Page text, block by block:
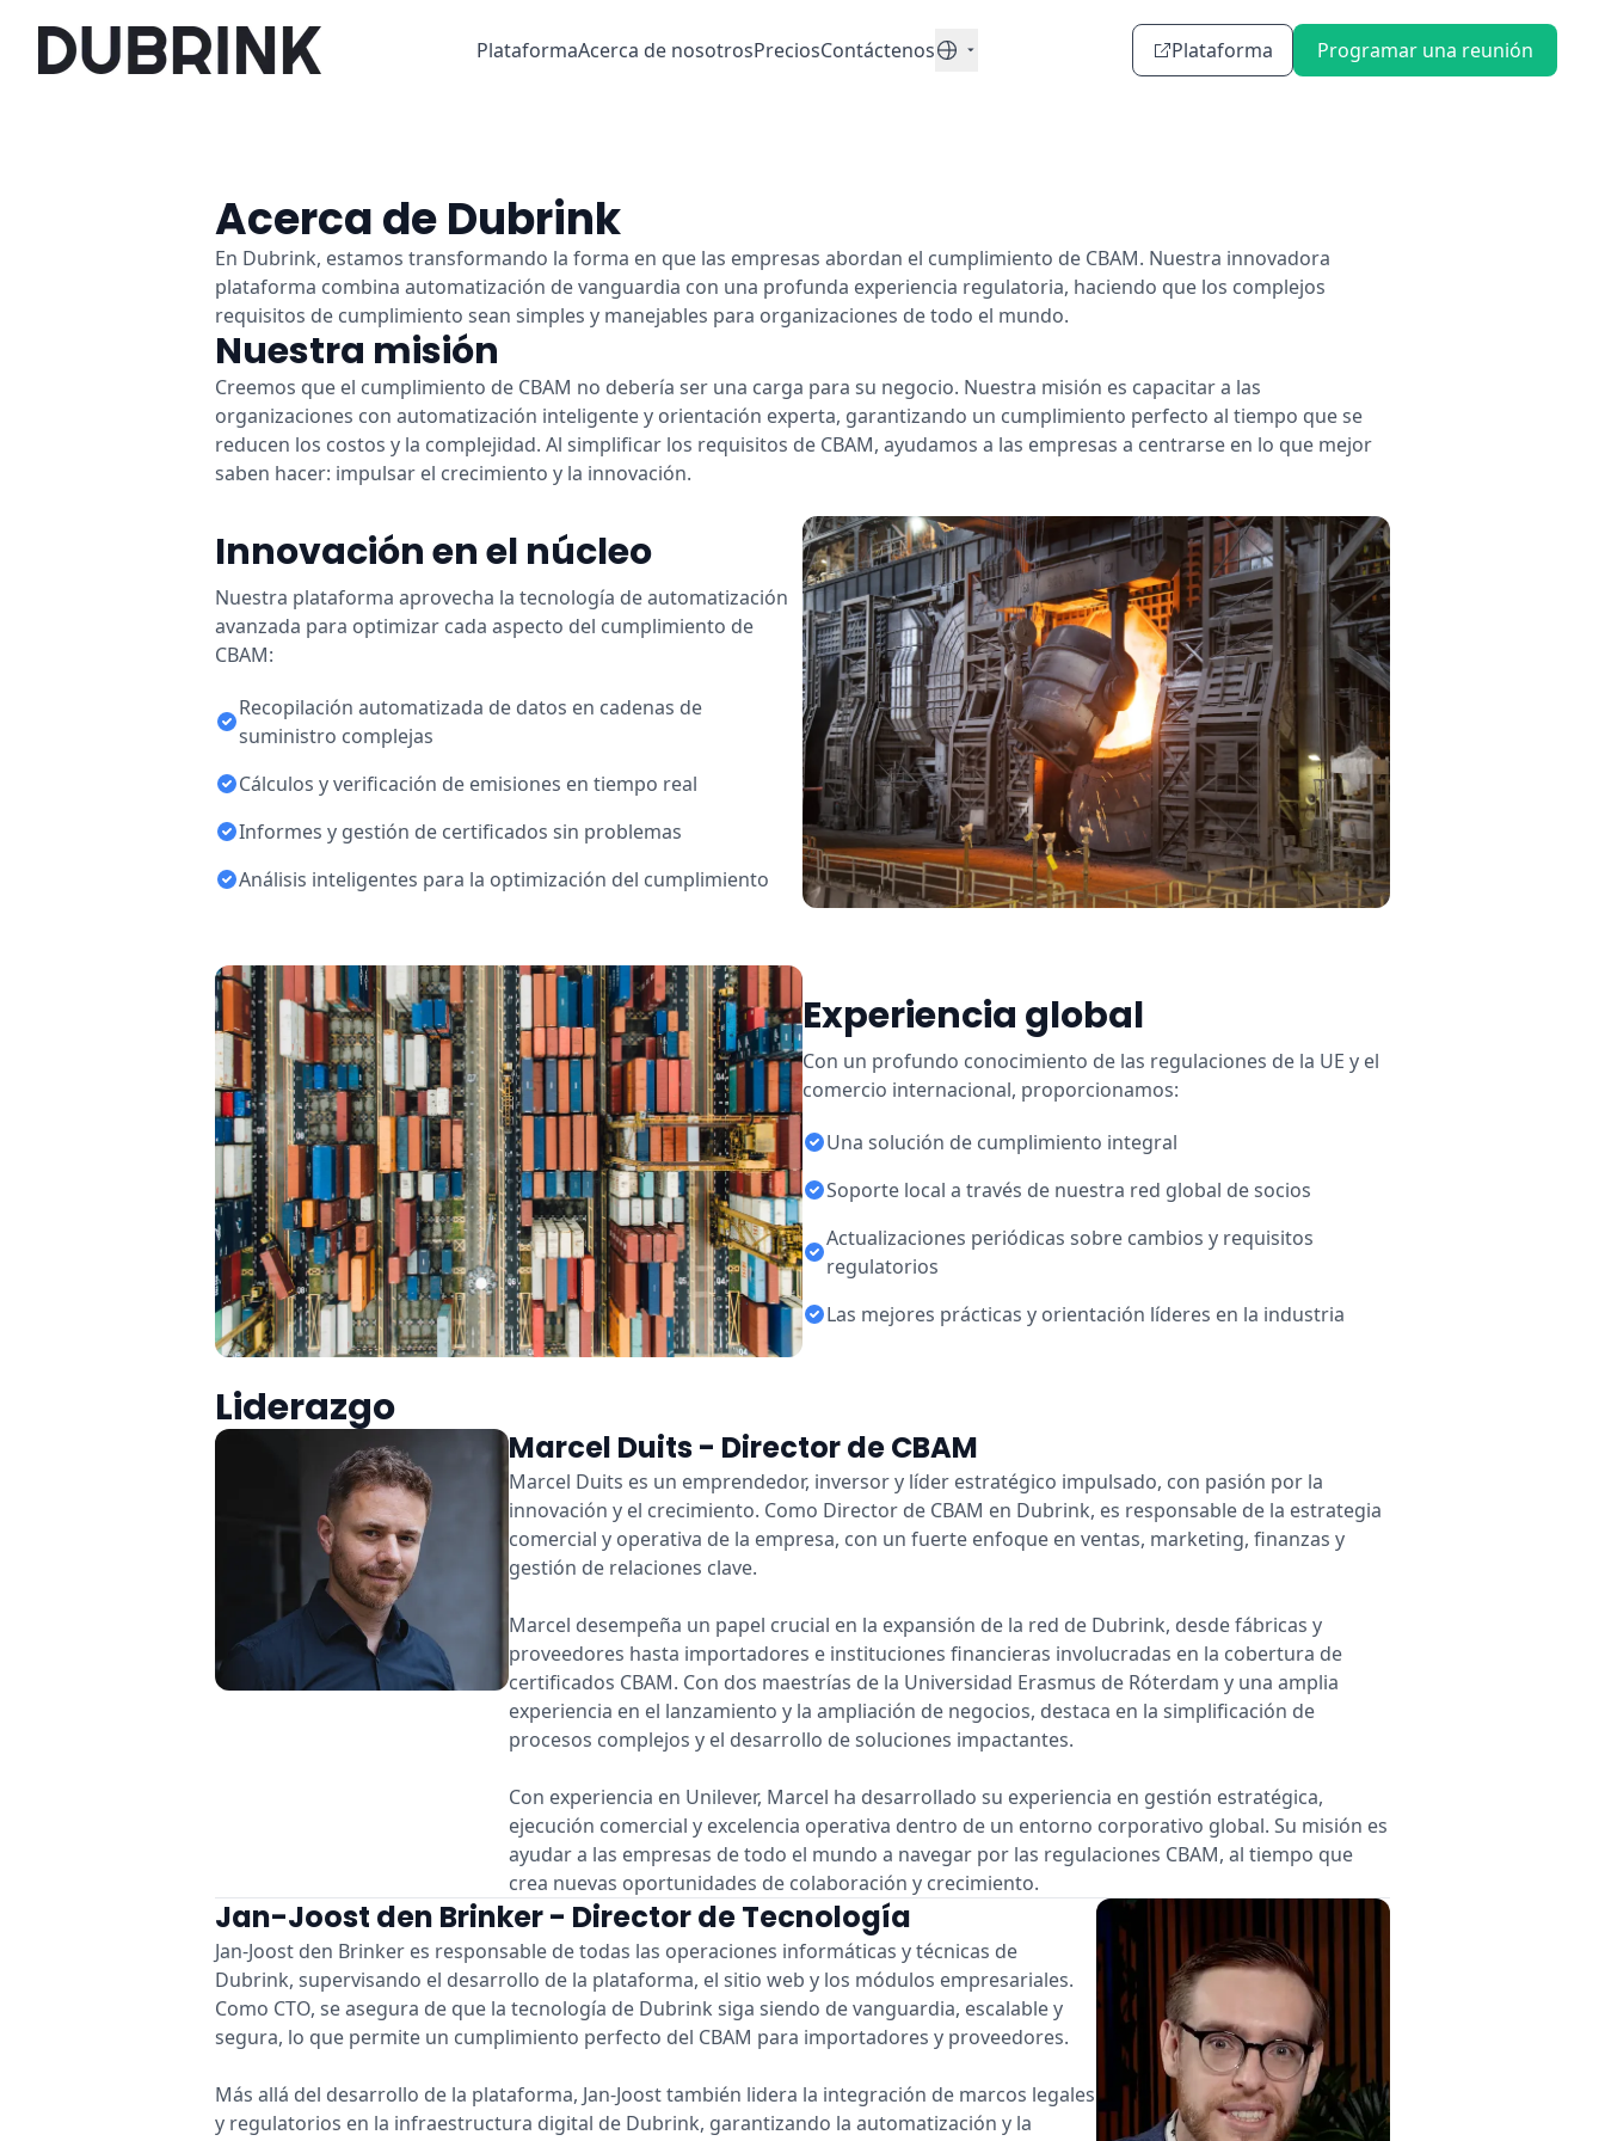
Plataforma Programar una reunión
PlataformaAcerca de nosotrosPreciosContáctenosEspañol
Acerca de Dubrink
En Dubrink, estamos transformando la forma en que las empresas abordan el cumplimiento de CBAM. Nuestra innovadora
plataforma combina automatización de vanguardia con una profunda experiencia regulatoria, haciendo que los complejos
requisitos de cumplimiento sean simples y manejables para organizaciones de todo el mundo.
Nuestra misión
Creemos que el cumplimiento de CBAM no debería ser una carga para su negocio. Nuestra misión es capacitar a las
organizaciones con automatización inteligente y orientación experta, garantizando un cumplimiento perfecto al tiempo que se
reducen los costos y la complejidad. Al simplificar los requisitos de CBAM, ayudamos a las empresas a centrarse en lo que mejor
saben hacer: impulsar el crecimiento y la innovación.
Innovación en el núcleo
Nuestra plataforma aprovecha la tecnología de automatización
avanzada para optimizar cada aspecto del cumplimiento de
CBAM:
Recopilación automatizada de datos en cadenas de
suministro complejas
Cálculos y verificación de emisiones en tiempo real
Informes y gestión de certificados sin problemas
Análisis inteligentes para la optimización del cumplimiento
Experiencia global
Con un profundo conocimiento de las regulaciones de la UE y el
comercio internacional, proporcionamos:
Una solución de cumplimiento integral
Soporte local a través de nuestra red global de socios
Actualizaciones periódicas sobre cambios y requisitos
regulatorios
Las mejores prácticas y orientación líderes en la industria
Liderazgo
Marcel Duits - Director de CBAM
Marcel Duits es un emprendedor, inversor y líder estratégico impulsado, con pasión por la
innovación y el crecimiento. Como Director de CBAM en Dubrink, es responsable de la estrategia
comercial y operativa de la empresa, con un fuerte enfoque en ventas, marketing, finanzas y
gestión de relaciones clave.
Marcel desempeña un papel crucial en la expansión de la red de Dubrink, desde fábricas y
proveedores hasta importadores e instituciones financieras involucradas en la cobertura de
certificados CBAM. Con dos maestrías de la Universidad Erasmus de Róterdam y una amplia
experiencia en el lanzamiento y la ampliación de negocios, destaca en la simplificación de
procesos complejos y el desarrollo de soluciones impactantes.
Con experiencia en Unilever, Marcel ha desarrollado su experiencia en gestión estratégica,
ejecución comercial y excelencia operativa dentro de un entorno corporativo global. Su misión es
ayudar a las empresas de todo el mundo a navegar por las regulaciones CBAM, al tiempo que
crea nuevas oportunidades de colaboración y crecimiento.
Jan-Joost den Brinker - Director de Tecnología
Jan-Joost den Brinker es responsable de todas las operaciones informáticas y técnicas de
Dubrink, supervisando el desarrollo de la plataforma, el sitio web y los módulos empresariales.
Como CTO, se asegura de que la tecnología de Dubrink siga siendo de vanguardia, escalable y
segura, lo que permite un cumplimiento perfecto del CBAM para importadores y proveedores.
Más allá del desarrollo de la plataforma, Jan-Joost también lidera la integración de marcos legales
y regulatorios en la infraestructura digital de Dubrink, garantizando la automatización y la